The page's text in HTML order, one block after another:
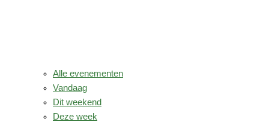
Alle evenementen
Vandaag
Dit weekend
Deze week